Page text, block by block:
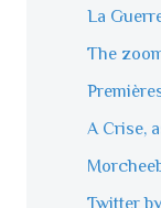
La
The
A Crise,
Twitter